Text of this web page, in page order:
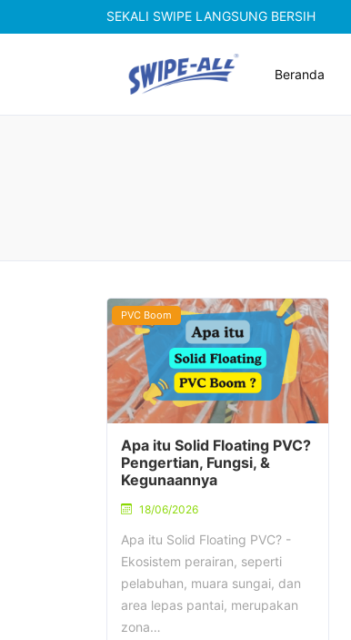
SEKALI SWIPE LANGSUNG BERSIH
Beranda
PVC Boom
Apa itu Solid Floating PVC?
Pengertian, Fungsi, &
Kegunaannya
18/06/2026
Apa itu Solid Floating PVC? -
Ekosistem perairan, seperti
pelabuhan, muara sungai, dan
area lepas pantai, merupakan
zona…